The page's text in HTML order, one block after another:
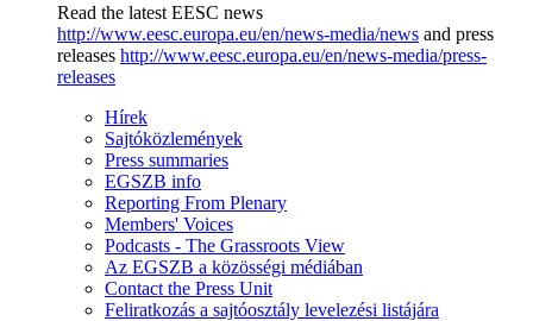
Read the latest EESC news
http://www.eesc.europa.eu/en/news-media/news and press
releases http://www.eesc.europa.eu/en/news-media/press-
releases
Hírek
Sajtóközlemények
Press summaries
EGSZB info
Reporting From Plenary
Members' Voices
Podcasts - The Grassroots View
Az EGSZB a közösségi médiában
Contact the Press Unit
Feliratkozás a sajtóosztály levelezési listájára